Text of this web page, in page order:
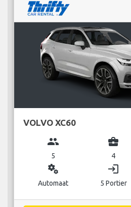
VOLVO XC60
group
5
business_center
4
miscellaneous_services
Automaat
login
5 Portier